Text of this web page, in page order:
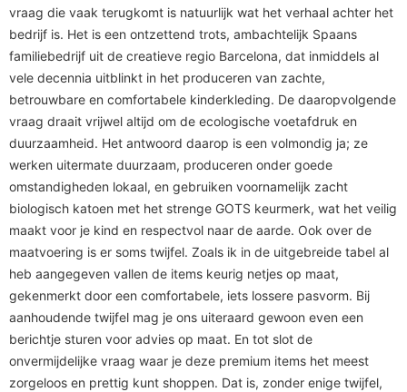
vraag die vaak terugkomt is natuurlijk wat het verhaal achter het
bedrijf is. Het is een ontzettend trots, ambachtelijk Spaans
familiebedrijf uit de creatieve regio Barcelona, dat inmiddels al
vele decennia uitblinkt in het produceren van zachte,
betrouwbare en comfortabele kinderkleding. De daaropvolgende
vraag draait vrijwel altijd om de ecologische voetafdruk en
duurzaamheid. Het antwoord daarop is een volmondig ja; ze
werken uitermate duurzaam, produceren onder goede
omstandigheden lokaal, en gebruiken voornamelijk zacht
biologisch katoen met het strenge GOTS keurmerk, wat het veilig
maakt voor je kind en respectvol naar de aarde. Ook over de
maatvoering is er soms twijfel. Zoals ik in de uitgebreide tabel al
heb aangegeven vallen de items keurig netjes op maat,
gekenmerkt door een comfortabele, iets lossere pasvorm. Bij
aanhoudende twijfel mag je ons uiteraard gewoon even een
berichtje sturen voor advies op maat. En tot slot de
onvermijdelijke vraag waar je deze premium items het meest
zorgeloos en prettig kunt shoppen. Dat is, zonder enige twijfel,